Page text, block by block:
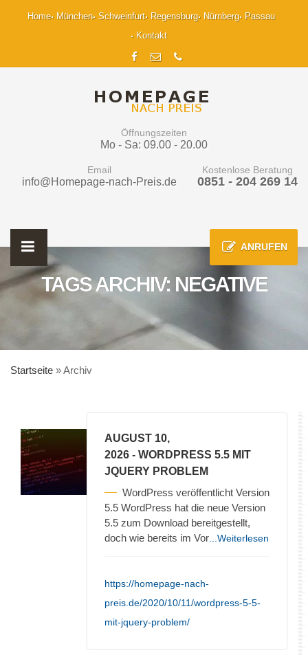
Home München Schweinfurt Regensburg Nürnberg
Passau
Kontakt
Öffnungszeiten
Mo - Sa: 09.00 - 20.00
Email
info@Homepage-nach-Preis.de
Kostenlose Beratung
0851 - 204 269 14
ANRUFEN
TAGS ARCHIV: NEGATIVE
Startseite »Archiv
AUGUST 10,
2026 - WORDPRESS 5.5 MIT
JQUERY PROBLEM
WordPress veröffentlicht Version
5.5 WordPress hat die neue Version
5.5 zum Download bereitgestellt,
doch wie bereits im Vor ...Weiterlesen
https://homepage-nach-
preis.de/2020/10/11/wordpress-5-5-
mit-jquery-problem/